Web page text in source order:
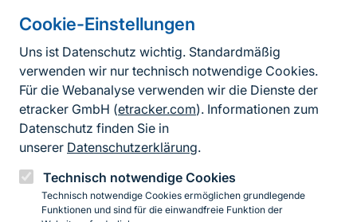
Cookie-Einstellungen
Uns ist Datenschutz wichtig. Standardmäßig
verwenden wir nur technisch notwendige Cookies.
Für die Webanalyse verwenden wir die Dienste der
etracker GmbH (etracker.com). Informationen zum
Datenschutz finden Sie in
unserer Datenschutzerklärung.
Technisch notwendige Cookies
Technisch notwendige Cookies ermöglichen grundlegende
Funktionen und sind für die einwandfreie Funktion der
Informationen zur Seite
FußzeileKontakt zum BfN
Kontaktformular
Erklärung zur Barrierefreiheit
Impressum
Datenschutz